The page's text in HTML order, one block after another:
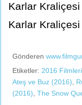
Karlar
Karlar
Gönderen
Etiketler: 2016 Filmleri
Ateş ve Buz (2016),
(2016), The Snow